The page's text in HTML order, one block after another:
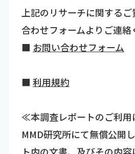
上記のリサーチに関する
合わせフォームよりご連絡
■ お問い合わせフォーム
■ 利用規約
≪本調査レポートのご利
MMD研究所にて無償公開
ト内の文書、及びその内